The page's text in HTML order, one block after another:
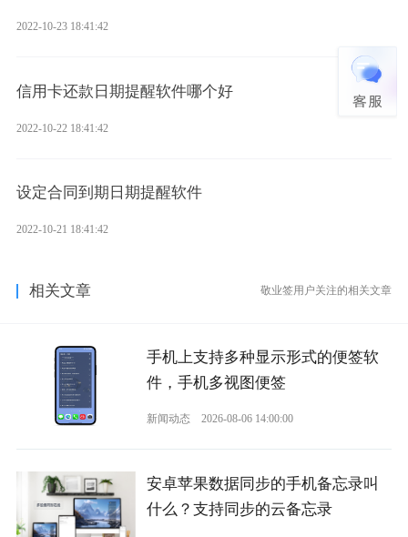
2022-10-23 18:41:42
信用卡还款日期提醒软件哪个好
2022-10-22 18:41:42
设定合同到期日期提醒软件
2022-10-21 18:41:42
相关文章 敬业签用户关注的相关文章
手机上支持多种显示形式的便签软
件，手机多视图便签
新闻动态 2026-08-06 14:00:00
安卓苹果数据同步的手机备忘录叫
什么？支持同步的云备忘录